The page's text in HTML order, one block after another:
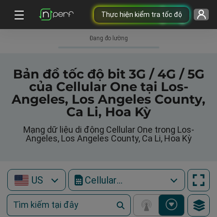
Thực hiện kiểm tra tốc độ
Đang đo lường
Bản đồ tốc độ bit 3G / 4G / 5G
của Cellular One tại Los-
Angeles, Los Angeles County,
Ca Li, Hoa Kỳ
Mạng dữ liệu di động Cellular One trong Los-
Angeles, Los Angeles County, Ca Li, Hoa Kỳ
US Cellular One